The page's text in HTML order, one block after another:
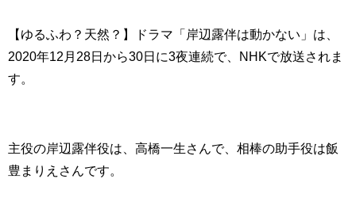
【ゆるふわ？天然？】ドラマ「岸辺露伴は動かない」は、
2020年12月28日から30日に3夜連続で、NHKで放送されま
す。
主役の岸辺露伴役は、高橋一生さんで、相棒の助手役は飯
豊まりえさんです。